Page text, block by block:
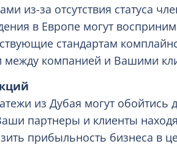
из-за отсутствия статуса
в Европе могут
стандартам
между компанией и Вашими
из Дубая могут обойтись
партнеры и клиенты
прибыльность бизнеса в